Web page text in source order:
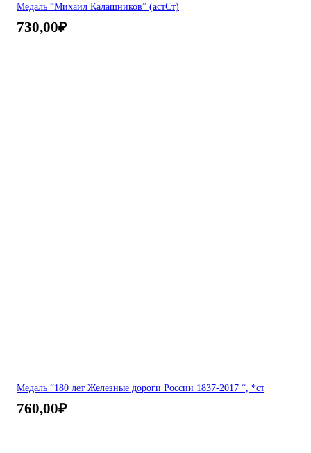
Медаль “Михаил Калашников” (астСт)
730,00₽
Медаль “180 лет Железные дороги России 1837-2017 “, *ст
760,00₽